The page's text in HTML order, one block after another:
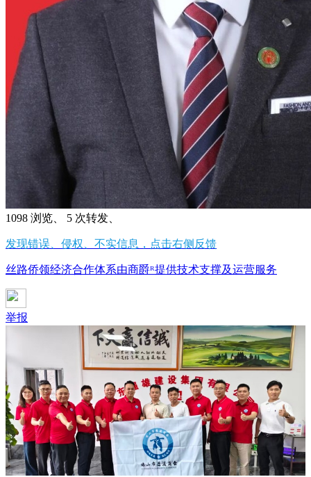
1098 浏览、 5 次转发、
发现错误、侵权、不实信息，点击右侧反馈
丝路侨领经济合作体系由商爵ᴿ提供技术支撑及运营服务
举报